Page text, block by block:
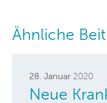
Ähnliche
28. Januar 2020
Neue